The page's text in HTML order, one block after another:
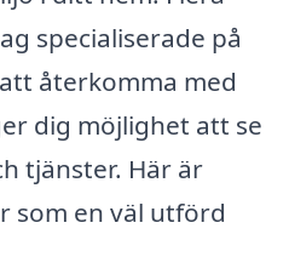
specialiserade på
återkomma med
dig möjlighet att se
tjänster. Här är
som en väl utförd